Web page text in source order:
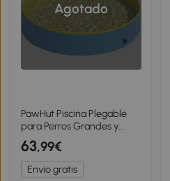
Agotado
PawHut Piscina Plegable
para Perros Grandes y
Extra Grandes con Fondo
Antideslizante para Patos
Interior y Exterior 160x30
cm
63,99€
Envío gratis